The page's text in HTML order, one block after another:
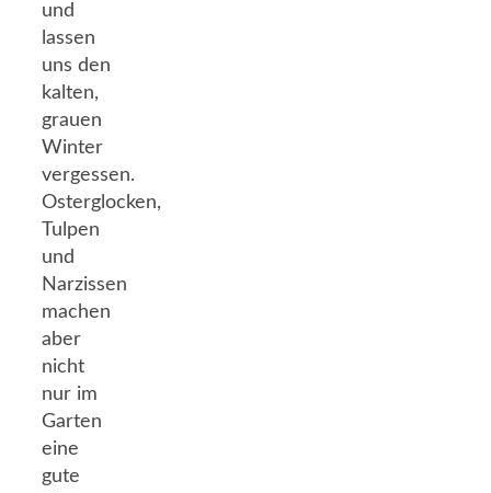
und
lassen
uns den
kalten,
grauen
Winter
vergessen.
Osterglocken,
Tulpen
und
Narzissen
machen
aber
nicht
nur im
Garten
eine
gute